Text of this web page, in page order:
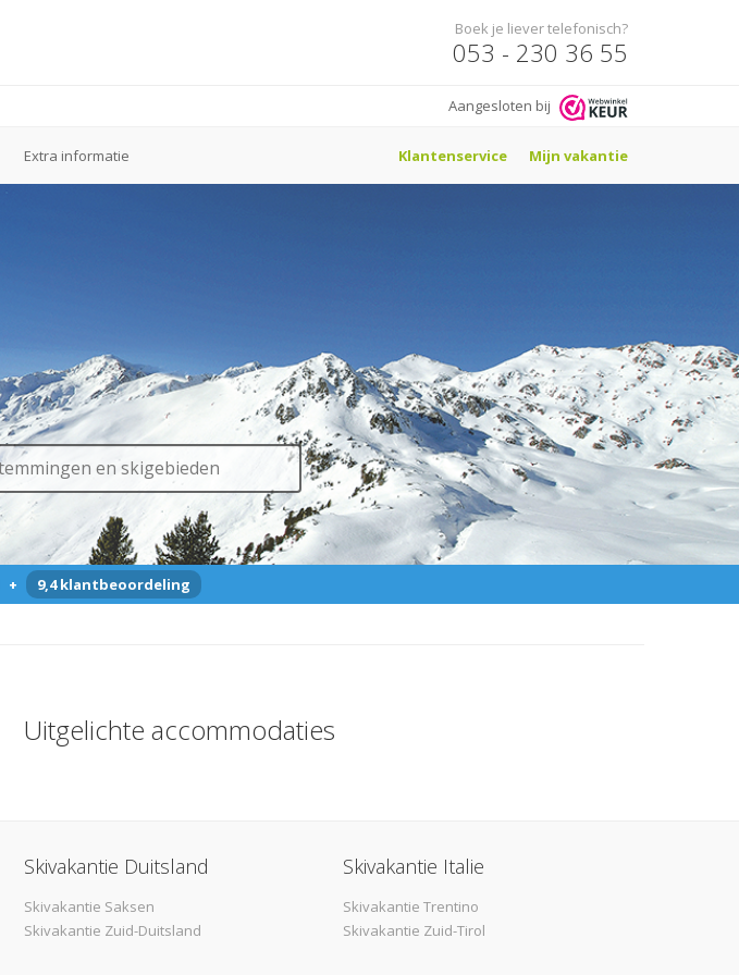
Boek je liever telefonisch?
053 - 230 36 55
Aangesloten bij
Extra informatie Klantenservice Mijn vakantie
+ 9,4 klantbeoordeling
Uitgelichte accommodaties
Skivakantie Duitsland
Skivakantie Saksen
Skivakantie Zuid-Duitsland
Skivakantie Italie
Skivakantie Trentino
Skivakantie Zuid-Tirol